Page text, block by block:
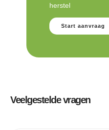
herstel
Start aanvraag
Veelgestelde vragen